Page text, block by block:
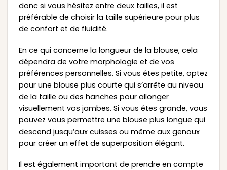
donc si vous hésitez entre deux tailles, il est
préférable de choisir la taille supérieure pour plus
de confort et de fluidité.
En ce qui concerne la longueur de la blouse, cela
dépendra de votre morphologie et de vos
préférences personnelles. Si vous êtes petite, optez
pour une blouse plus courte qui s’arrête au niveau
de la taille ou des hanches pour allonger
visuellement vos jambes. Si vous êtes grande, vous
pouvez vous permettre une blouse plus longue qui
descend jusqu’aux cuisses ou même aux genoux
pour créer un effet de superposition élégant.
Il est également important de prendre en compte